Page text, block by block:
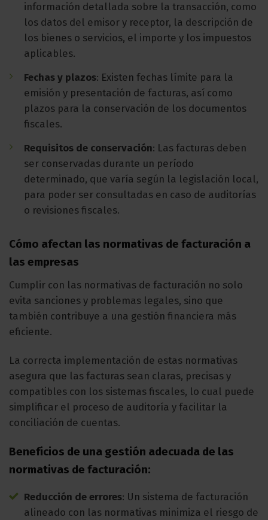
información detallada sobre la transacción, como
los datos del emisor y receptor, la descripción de
los bienes o servicios, el importe y los impuestos
aplicables.
Fechas y plazos: Existen fechas límite para la
emisión y presentación de facturas, así como
plazos para la conservación de los documentos
fiscales.
Requisitos de conservación: Las facturas deben
ser conservadas durante un período
determinado, que varía según la legislación local,
para poder ser consultadas en caso de auditorías
o revisiones fiscales.
Cómo afectan las normativas de facturación a
las empresas
Cumplir con las normativas de facturación no solo
evita sanciones y problemas legales, sino que
también contribuye a una gestión financiera más
eficiente.
La correcta implementación de estas normativas
asegura que las facturas sean claras, precisas y
compatibles con los sistemas fiscales, lo cual puede
simplificar el proceso de auditoría y facilitar la
conciliación de cuentas.
Beneficios de una gestión adecuada de las
normativas de facturación:
Reducción de errores: Un sistema de facturación
alineado con las normativas minimiza el riesgo de